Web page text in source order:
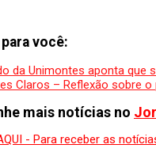
você:
da Unimontes aponta que
Claros – Reflexão sobre
mais notícias no